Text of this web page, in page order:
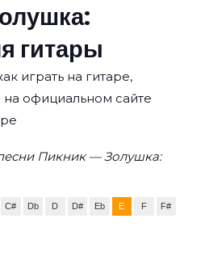
гитары
играть на гитаре,
официальном сайте
Пикник — Золушка:
C# Db D D# Eb E F F#